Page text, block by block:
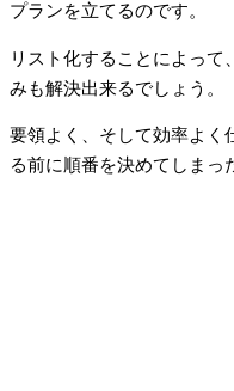
プランを立てるのです。
リスト化することによって
みも解決出来るでしょう。
要領よく、そして効率よく
る前に順番を決めてしまっ